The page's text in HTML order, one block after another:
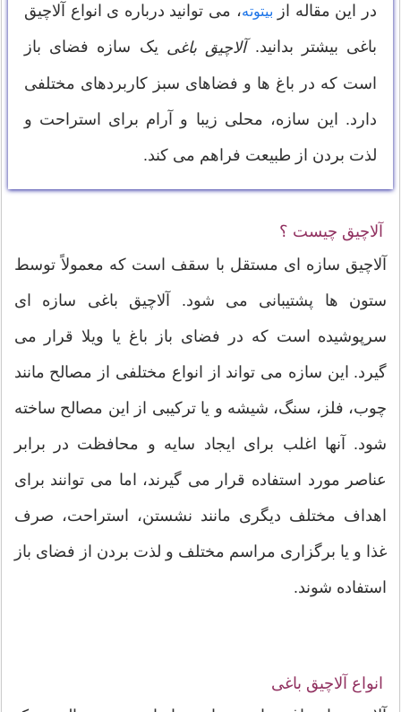
در این مقاله از بیتوته، می توانید درباره ی انواع آلاچیق
باغی بیشتر بدانید.آلاچیق باغی یک سازه فضای باز
است که در باغ ها و فضاهای سبز کاربردهای مختلفی
دارد. این سازه، محلی زیبا و آرام برای استراحت و
لذت بردن از طبیعت فراهم می کند.
آلاچیق چیست ؟
آلاچیق سازه ای مستقل با سقف است که معمولاً توسط
ستون ها پشتیبانی می شود. آلاچیق باغی سازه ای
سرپوشیده است که در فضای باز باغ یا ویلا قرار می
گیرد. این سازه می تواند از انواع مختلفی از مصالح مانند
چوب، فلز، سنگ، شیشه و یا ترکیبی از این مصالح ساخته
شود. آنها اغلب برای ایجاد سایه و محافظت در برابر
عناصر مورد استفاده قرار می گیرند، اما می توانند برای
اهداف مختلف دیگری مانند نشستن، استراحت، صرف
غذا و یا برگزاری مراسم مختلف و لذت بردن از فضای باز
استفاده شوند.
انواع آلاچیق باغی